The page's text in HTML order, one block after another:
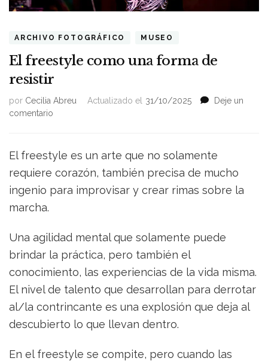
ARCHIVO FOTOGRÁFICO MUSEO
El freestyle como una forma de
resistir
por Cecilia Abreu Actualizado el 31/10/2025
Deje un
comentario
como
una
forma
de
El freestyle es un arte que no solamente
requiere corazón, también precisa de mucho
ingenio para improvisar y crear rimas sobre la
marcha.
Una agilidad mental que solamente puede
brindar la práctica, pero también el
conocimiento, las experiencias de la vida misma.
El nivel de talento que desarrollan para derrotar
al/la contrincante es una explosión que deja al
descubierto lo que llevan dentro.
En el freestyle se compite, pero cuando las